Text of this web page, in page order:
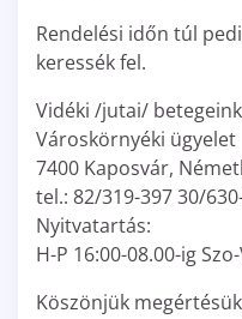
Rendelési időn túl
keressék fel.
Vidéki /jutai/
Városkörnyéki ügyelet
7400 Kaposvár,
tel.: 82/319-397 30/
Nyitvatartás:
H-P 16:00-08.00-ig
Köszönjük